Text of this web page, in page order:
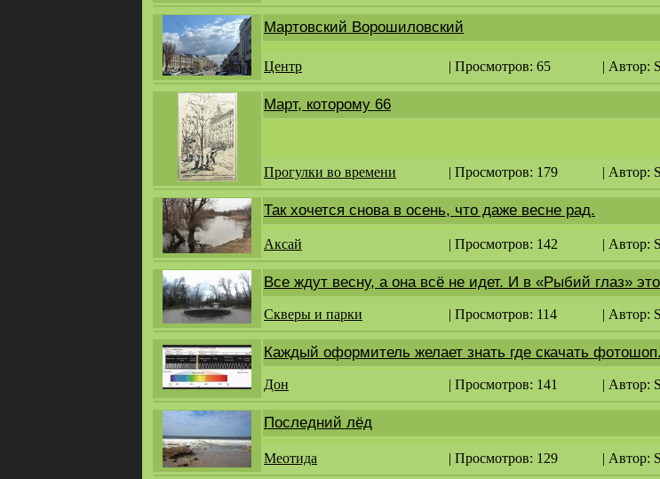
Мартовский Ворошиловский
Центр | Просмотров: 65 | Автор:
Март, которому 66
Прогулки во времени | Просмотров: 179 | Автор:
Так хочется снова в осень, что даже весне рад.
Аксай | Просмотров: 142 | Автор:
Все ждут весну, а она всё не идет. И в «Рыбий глаз»
Скверы и парки | Просмотров: 114 | Автор:
Каждый оформитель желает знать где скачать фотошоп.
Дон | Просмотров: 141 | Автор:
Последний лёд
Меотида | Просмотров: 129 | Автор: